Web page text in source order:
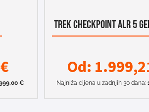
€
€
TREK CHECKPOINT ALR 5
Od:
Najniža cijena u zadnjih 30 dana: